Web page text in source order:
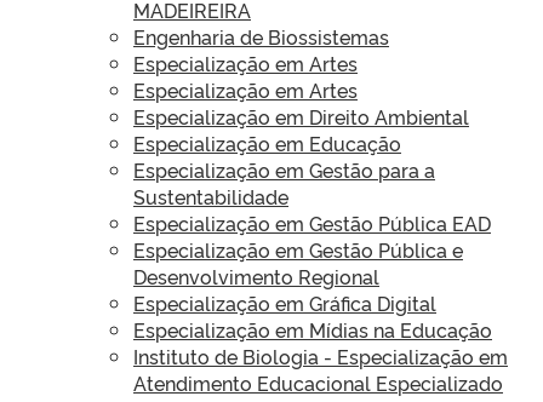
MADEIREIRA
Engenharia de Biossistemas
Especialização em Artes
Especialização em Artes
Especialização em Direito Ambiental
Especialização em Educação
Especialização em Gestão para a
Sustentabilidade
Especialização em Gestão Pública EAD
Especialização em Gestão Pública e
Desenvolvimento Regional
Especialização em Gráfica Digital
Especialização em Mídias na Educação
Instituto de Biologia - Especialização em
Atendimento Educacional Especializado